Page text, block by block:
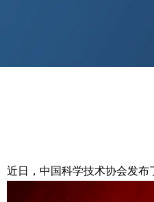
近日，中国科学技术协会发布